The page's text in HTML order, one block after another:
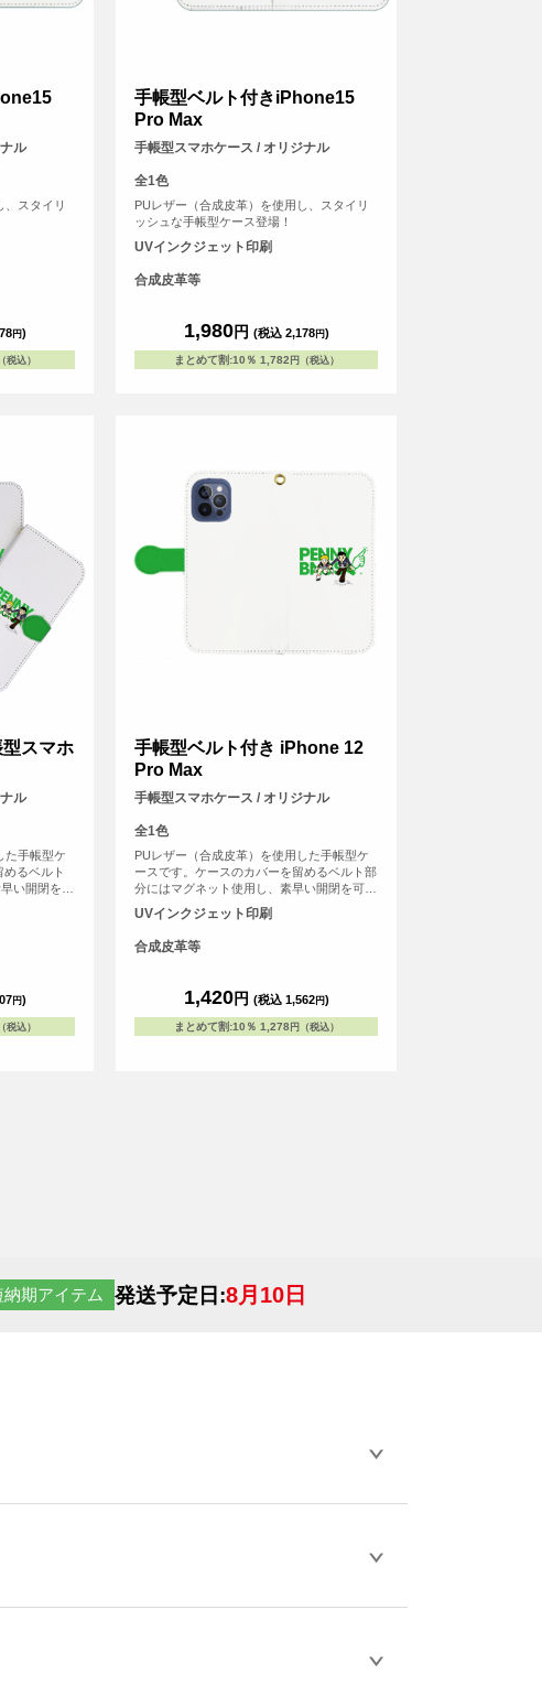
ル
、スタイリ
円)
税込）
手帳型ベルト付きiPhone15
Pro Max
手帳型スマホケース / オリジナル
全1色
PUレザー（合成皮革）を使用し、スタイリ
ッシュな手帳型ケース登場！
UVインクジェット印刷
合成皮革等
1,980円 (税込 2,178円)
まとめて割:10％ 1,782 円（税込）
スマホ
ル
た手帳型ケ
るベルト
い開閉を可
PASMOな
な、カード
ンクジェッ
ケースの表
内側に固定
トフォン本
イプとなっ
円)
税込）
手帳型ベルト付き iPhone 12
Pro Max
手帳型スマホケース / オリジナル
全1色
PUレザー（合成皮革）を使用した手帳型ケ
ースです。ケースのカバーを留めるベルト部
分にはマグネット使用し、素早い開閉を可能
にしました。内側にはSuicaやPASMOなどの
交通系ICカード等を収納可能な、カード用ス
リットがございます。UVインクジェット印
刷でオリジナルのデザインをケースの表面に
iPhone用の手帳型ケースは、内側に固定され
たハードケース(白)にスマートフォン本体を
はめ込んでお使いいただくタイプとなってお
UVインクジェット印刷
合成皮革等
1,420円 (税込 1,562円)
まとめて割:10％ 1,278 円（税込）
納期アイテム 発送予定日:8月10日
ことが可能です。
きない画像はエラーになります。（※